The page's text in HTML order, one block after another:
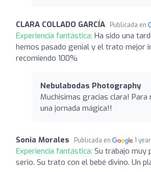
CLARA COLLADO GARCÍA Publicada en
Experiencia fantástica: Ha sido una
hemos pasado genial y el trato mejor
recomiendo 100%
Nebulabodas Photography
Muchisimas gracias clara! Para
una jornada mágica!!
Sonia Morales Publicada en 1
Experiencia fantástica: Su trabajo muy
serio. Su trato con el bebé divino. Un